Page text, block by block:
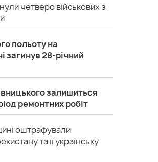
четверо військових з
польоту на
загинув 28-річний
залишиться
ремонтних робіт
оштрафували
та її українську